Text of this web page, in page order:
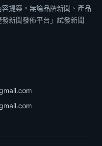
提案。無論品牌新聞、產品
新聞發佈平台」試發新聞